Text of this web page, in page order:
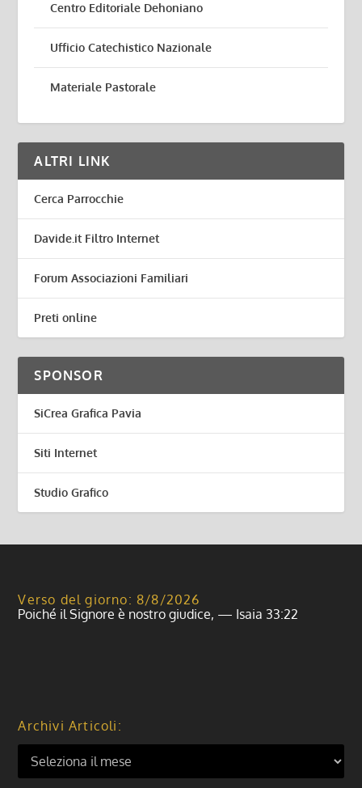
Centro Editoriale Dehoniano
Ufficio Catechistico Nazionale
Materiale Pastorale
ALTRI LINK
Cerca Parrocchie
Davide.it Filtro Internet
Forum Associazioni Familiari
Preti online
SPONSOR
SiCrea Grafica Pavia
Siti Internet
Studio Grafico
Verso del giorno: 8/8/2026
Poiché il Signore è nostro giudice, — Isaia 33:22
Archivi Articoli: